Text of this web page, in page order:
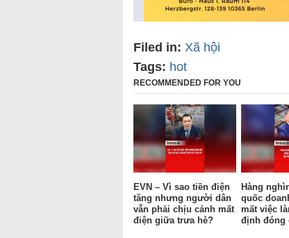
Filed in: Xã hội
Tags: hot
RECOMMENDED FOR YOU
EVN – Vì sao tiền điện
tăng nhưng người dân
vẫn phải chịu cảnh mất
điện giữa trưa hè?
Hàng
quốc
mất việc
định đóng